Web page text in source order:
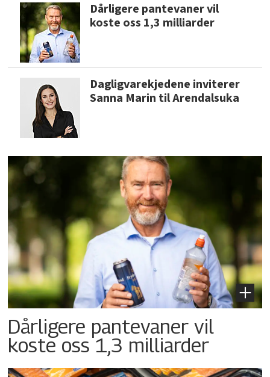
Dårligere pantevaner vil
koste oss 1,3 milliarder
Dagligvarekjedene inviterer
Sanna Marin til Arendalsuka
Dårligere pantevaner vil
koste oss 1,3 milliarder